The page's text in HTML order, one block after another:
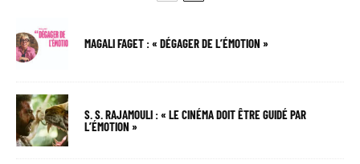
MAGALI FAGET : « DÉGAGER DE L’ÉMOTION »
S. S. RAJAMOULI : « LE CINÉMA DOIT ÊTRE GUIDÉ PAR
L’ÉMOTION »